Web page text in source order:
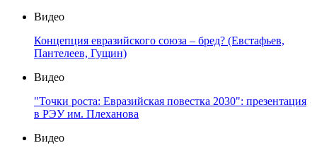
Видео
Концепция евразийского союза – бред? (Евстафьев,
Пантелеев, Гущин)
Видео
"Точки роста: Евразийская повестка 2030": презентация
в РЭУ им. Плеханова
Видео